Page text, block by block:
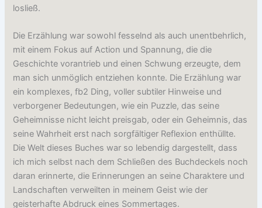
losließ.
Die Erzählung war sowohl fesselnd als auch unentbehrlich,
mit einem Fokus auf Action und Spannung, die die
Geschichte vorantrieb und einen Schwung erzeugte, dem
man sich unmöglich entziehen konnte. Die Erzählung war
ein komplexes, fb2 Ding, voller subtiler Hinweise und
verborgener Bedeutungen, wie ein Puzzle, das seine
Geheimnisse nicht leicht preisgab, oder ein Geheimnis, das
seine Wahrheit erst nach sorgfältiger Reflexion enthüllte.
Die Welt dieses Buches war so lebendig dargestellt, dass
ich mich selbst nach dem Schließen des Buchdeckels noch
daran erinnerte, die Erinnerungen an seine Charaktere und
Landschaften verweilten in meinem Geist wie der
geisterhafte Abdruck eines Sommertages.